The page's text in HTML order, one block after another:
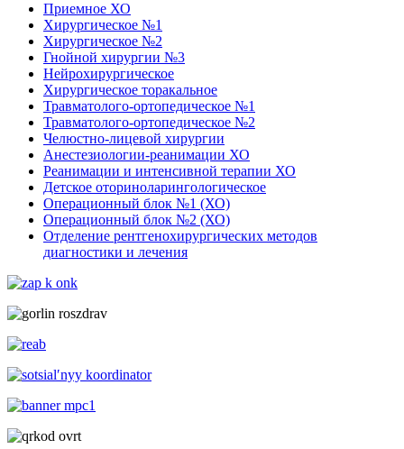
Приемное ХО
Хирургическое №1
Хирургическое №2
Гнойной хирургии №3
Нейрохирургическое
Хирургическое торакальное
Травматолого-ортопедическое №1
Травматолого-ортопедическое №2
Челюстно-лицевой хирургии
Анестезиологии-реанимации ХО
Реанимации и интенсивной терапии ХО
Детское оториноларингологическое
Операционный блок №1 (ХО)
Операционный блок №2 (ХО)
Отделение рентгенохирургических методов
диагностики и лечения